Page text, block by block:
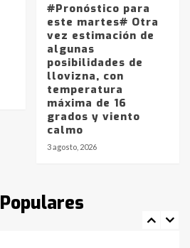
#Pronóstico para
este martes# Otra
vez estimación de
algunas
posibilidades de
llovizna, con
temperatura
máxima de 16
grados y viento
calmo
3 agosto, 2026
de los combustibles en
desde YPF hasta Axion
a 1338 pesos
de Cereales de Bahía
que Agosto vendrá
y heladas, en gran parte
por
de drogas en la
sábado